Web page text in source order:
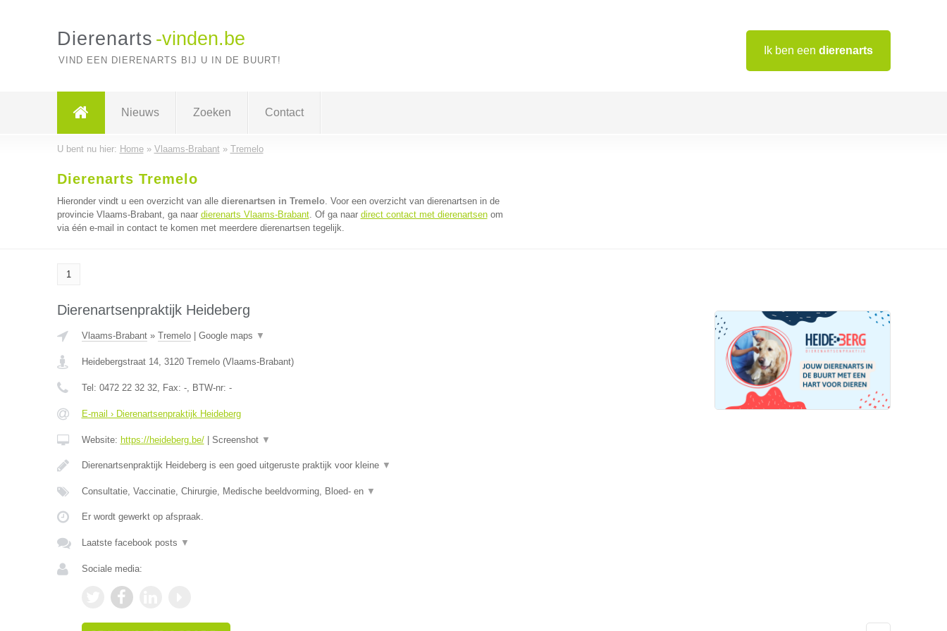
Ik ben een dierenarts
Dierenarts -vinden.be
VIND EEN DIERENARTS BIJ U IN DE BUURT!
Nieuws Zoeken Contact
U bent nu hier: Home» Vlaams-Brabant» Tremelo
Dierenarts Tremelo
Hieronder vindt u een overzicht van alle dierenartsen in Tremelo. Voor een overzicht van dierenartsen in de
provincie Vlaams-Brabant, ga naar dierenarts Vlaams-Brabant. Of ga naar direct contact met dierenartsenom
via één e-mail in contact te komen met meerdere dierenartsen tegelijk.
1
Dierenartsenpraktijk Heideberg
Vlaams-Brabant» Tremelo| Google maps ▼
Heidebergstraat 14, 3120 Tremelo(Vlaams-Brabant)
Tel: 0472 22 32 32, Fax: -, BTW-nr: -
E-mail › Dierenartsenpraktijk Heideberg
Website: https://heideberg.be/| Screenshot ▼
Dierenartsenpraktijk Heideberg is een goed uitgeruste praktijk voor kleine ▼
Consultatie, Vaccinatie, Chirurgie, Medische beeldvorming, Bloed- en ▼
Er wordt gewerkt op afspraak.
Laatste facebook posts ▼
Sociale media: